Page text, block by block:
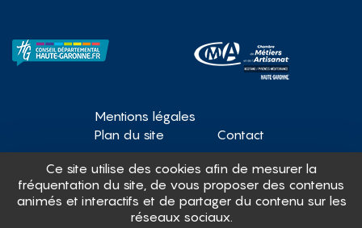
Mentions légales
Plan du site
Contact
Gérer mes cookies
Ce site utilise des cookies afin de mesurer la
fréquentation du site, de vous proposer des contenus
animés et interactifs et de partager du contenu sur les
réseaux sociaux.